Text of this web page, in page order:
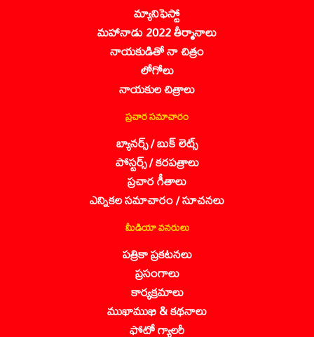
మ్యానిఫెస్టో
మహానాడు 2022 తీర్మానాలు
నాయకుడితో నా చిత్రం
లోగోలు
నాయకుల చిత్రాలు
ప్రచార సమాచారం
బ్యానర్స్ / బుక్ లెట్స్
పోస్టర్స్ / కరపత్రాలు
ప్రచార గీతాలు
ఎన్నికల సమాచారం / సూచనలు
మీడియా వనరులు
పత్రికా ప్రకటనలు
ప్రసంగాలు
కార్యక్రమాలు
ముఖాముఖి & కథనాలు
ఫోటో గ్యాలరీ